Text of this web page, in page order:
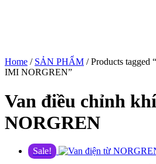
Home / SẢN PHẨM / Products tagged
IMI NORGREN”
Van điều chỉnh
NORGREN
Sale!